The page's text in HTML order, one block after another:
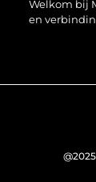
Welkom bij
en
@2025